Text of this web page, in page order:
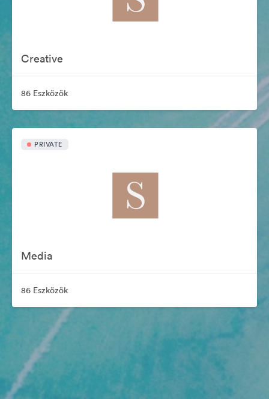
Creative
86 Eszközök
PRIVATE
Media
86 Eszközök